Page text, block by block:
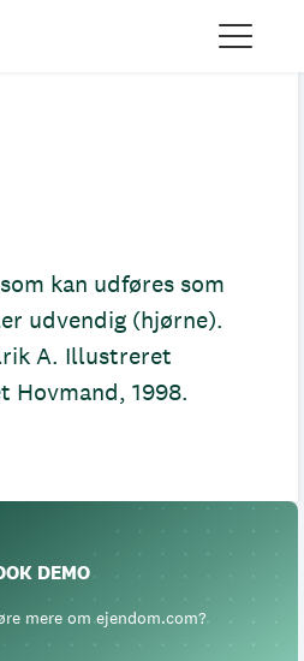
kan udføres som
udvendig (hjørne).
A. Illustreret
Hovmand, 1998.
DEMO
mere om ejendom.com?